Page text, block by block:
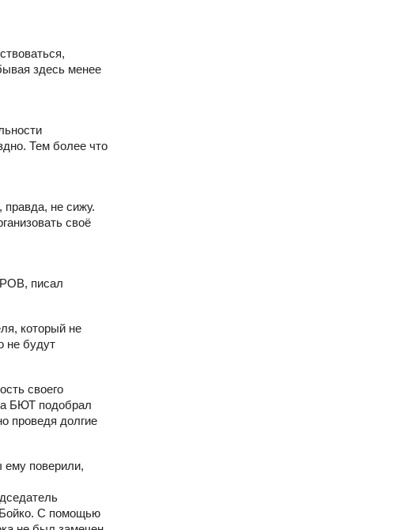
здесь менее
Тем более что
не сижу.
своё
писал
который не
не будут
своего
а БЮТ подобрал
проведя долгие
ему поверили,
С помощью